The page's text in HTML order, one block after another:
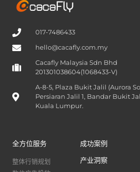
017-7486433
hello@cacafly.com.my
Cacafly Malaysia Sdn Bhd
201301038604(1068433-V)
A-8-5, Plaza Bukit Jalil (Aurora
Persiaran Jalil 1, Bandar Bukit
Kuala Lumpur.
全方位服务
整体行销规划
成功案例
产业洞察